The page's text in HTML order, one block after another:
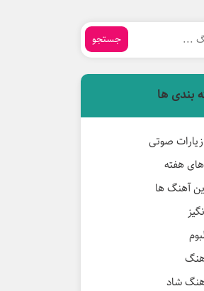
جستجو
بندی ها
زیارات صوتی
هفته
آهنگ ها
شاد